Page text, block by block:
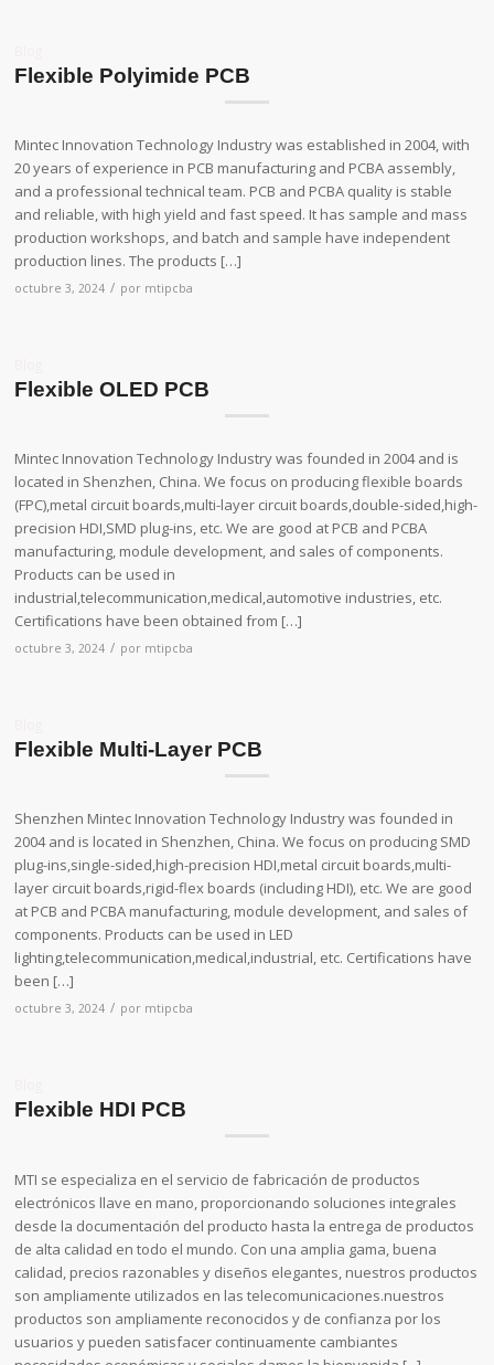
Flexible Polyimide PCB
Mintec Innovation Technology Industry was established in 2004, with
20 years of experience in PCB manufacturing and PCBA assembly,
and a professional technical team. PCB and PCBA quality is stable
and reliable, with high yield and fast speed. It has sample and mass
production workshops, and batch and sample have independent
production lines. The products […]
octubre 3, 2024 / por mtipcba
Flexible OLED PCB
Mintec Innovation Technology Industry was founded in 2004 and is
located in Shenzhen, China. We focus on producing flexible boards
(FPC),metal circuit boards,multi-layer circuit boards,double-sided,high-
precision HDI,SMD plug-ins, etc. We are good at PCB and PCBA
manufacturing, module development, and sales of components.
Products can be used in
industrial,telecommunication,medical,automotive industries, etc.
Certifications have been obtained from […]
octubre 3, 2024 / por mtipcba
Flexible Multi-Layer PCB
Shenzhen Mintec Innovation Technology Industry was founded in
2004 and is located in Shenzhen, China. We focus on producing SMD
plug-ins,single-sided,high-precision HDI,metal circuit boards,multi-
layer circuit boards,rigid-flex boards (including HDI), etc. We are good
at PCB and PCBA manufacturing, module development, and sales of
components. Products can be used in LED
lighting,telecommunication,medical,industrial, etc. Certifications have
been […]
octubre 3, 2024 / por mtipcba
Flexible HDI PCB
MTI se especializa en el servicio de fabricación de productos
electrónicos llave en mano, proporcionando soluciones integrales
desde la documentación del producto hasta la entrega de productos
de alta calidad en todo el mundo. Con una amplia gama, buena
calidad, precios razonables y diseños elegantes, nuestros productos
son ampliamente utilizados en las telecomunicaciones.nuestros
productos son ampliamente reconocidos y de confianza por los
usuarios y pueden satisfacer continuamente cambiantes